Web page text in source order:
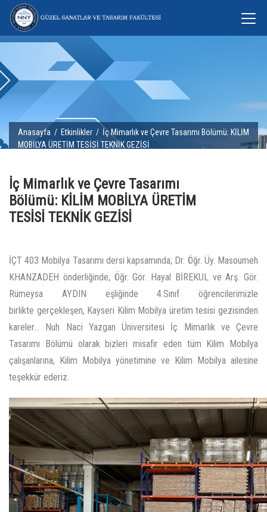
Anasayfa / Etkinlikler / İç Mimarlık ve Çevre Tasarımı Bölümü: KİLİM
MOBİLYA ÜRETİM TESİSİ TEKNİK GEZİSİ
İç Mimarlık ve Çevre Tasarımı
Bölümü: KİLİM MOBİLYA ÜRETİM
TESİSİ TEKNİK GEZİSİ
İÇT 403 Mobilya Tasarımı dersi kapsamında; Dr. Öğr. Üy. Masoumeh
KHANZADEH önderliğinde, Öğr. Gör. Hayal BİREKUL ve Arş. Gör.
Rümeysa AYDIN eşliğinde 4.Sınıf öğrencilerimizle
birlikte gerçekleşen, Kayseri Kilim Mobilya üretim tesisi gezisinden
kareler... Nuh Naci Yazgan Üniversitesi İç Mimarlık ve Çevre
Tasarımı Bölümü olarak bizleri misafir eden tüm Kilim Mobilya
çalışanlarına, Kilim Mobilya yönetimine ve Kilim Mobilya ailesine
teşekkür ederiz.